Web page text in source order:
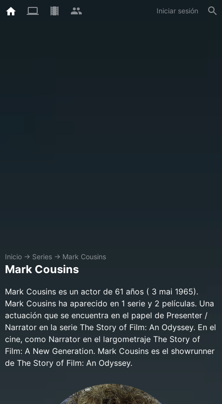
Iniciar sesión
Inicio → Series → Mark Cousins
Mark Cousins
Mark Cousins es un actor de 61 años ( 3 mai 1965).
Mark Cousins ha aparecido en 1 serie y 2 películas. Una
actuación que se encuentra en el papel de Presenter /
Narrator en la serie The Story of Film: An Odyssey. En el
cine, como Narrator en el largometraje The Story of
Film: A New Generation. Mark Cousins es el showrunner
de The Story of Film: An Odyssey.